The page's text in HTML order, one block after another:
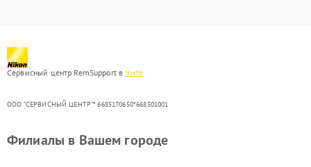
Сервисный центр RemSupport в Чите
ООО "СЕРВИСНЫЙ ЦЕНТР"* 6685170650*668501001
Филиалы в Вашем городе